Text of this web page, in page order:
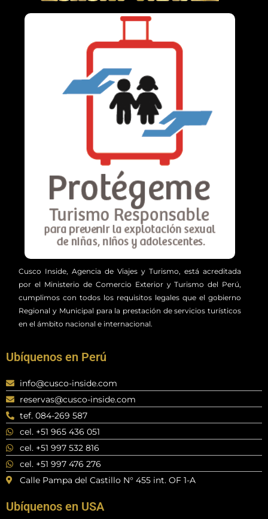
Cusco Inside, Agencia de Viajes y Turismo, está acreditada
por el Ministerio de Comercio Exterior y Turismo del Perú,
cumplimos con todos los requisitos legales que el gobierno
Regional y Municipal para la prestación de servicios turísticos
en el ámbito nacional e internacional.
Ubíquenos en Perú
info@cusco-inside.com
reservas@cusco-inside.com
tef. 084-269 587
cel. +51 965 436 051
cel. +51 997 532 816
cel. +51 997 476 276
Calle Pampa del Castillo N° 455 int. OF 1-A
Ubíquenos en USA